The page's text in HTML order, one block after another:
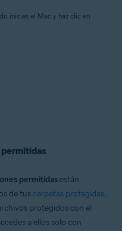
inicias el Mac y haz clic en
permitidas
permitidas están
de tus carpetas protegidas.
protegidos con el
a ellos solo con